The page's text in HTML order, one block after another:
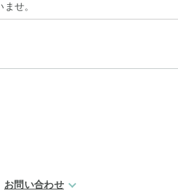
せ。
お問い合わせ